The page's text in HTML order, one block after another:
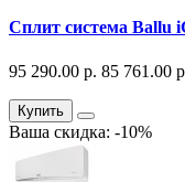
Сплит система Ballu
95 290.00 р. 85 761.00
Купить
Ваша скидка: -10%